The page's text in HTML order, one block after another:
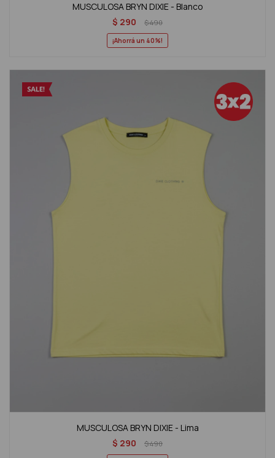
MUSCULOSA BRYN DIXIE - Blanco
$ 290 $490
40
MUSCULOSA BRYN DIXIE - Lima
$ 290 $490